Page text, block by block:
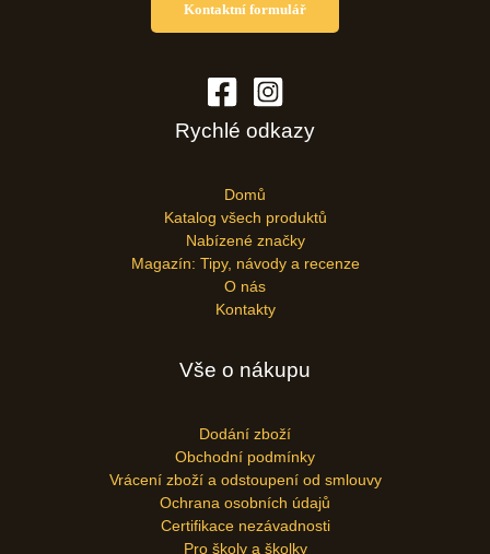
Kontaktní formulář
Rychlé odkazy
Domů
Katalog všech produktů
Nabízené značky
Magazín: Tipy, návody a recenze
O nás
Kontakty
Vše o nákupu
Dodání zboží
Obchodní podmínky
Vrácení zboží a odstoupení od smlouvy
Ochrana osobních údajů
Certifikace nezávadnosti
Pro školy a školky